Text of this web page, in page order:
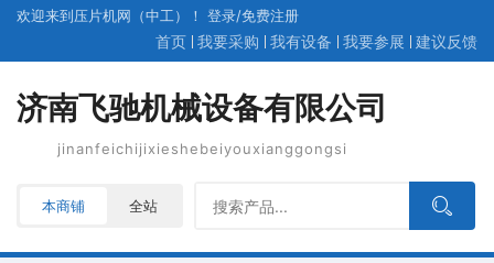
欢迎来到压片机网（中工）！ 登录/免费注册
首页 我要采购 我有设备 我要参展 建议反馈
济南飞驰机械设备有限公司
jinanfeichijixieshebeiyouxianggongsi
本商铺 全站